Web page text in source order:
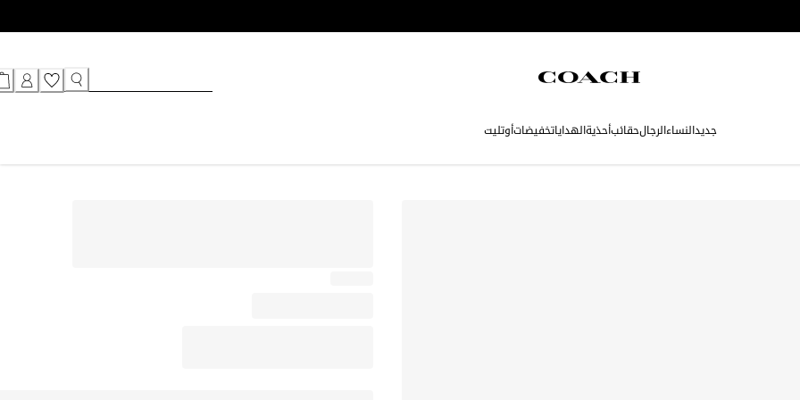
جديدالنساءالرجالحقائبأحذيةالهداياتخفيضاتأوتليت